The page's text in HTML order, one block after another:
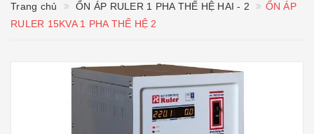
Trang chủ ỔN ÁP RULER 1 PHA THẾ HỆ HAI - 2
ỔN ÁP
RULER 15KVA 1 PHA THẾ HỆ 2